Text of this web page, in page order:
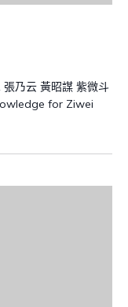
乃云 黃昭謀 紫微斗
for Ziwei